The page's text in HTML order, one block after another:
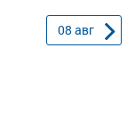
08 авг